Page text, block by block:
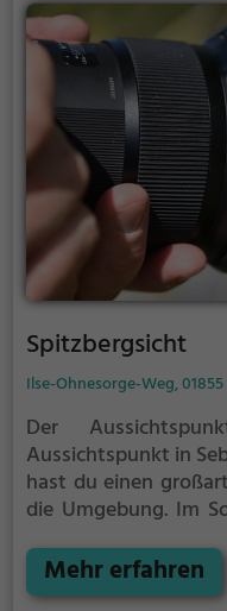
Spitzbergsicht
Ilse-Ohnesorge-Weg,
Der
Aussichtspunkt in
hast du einen
die Umgebung. Im
Picknicken und
Mehr erfahren